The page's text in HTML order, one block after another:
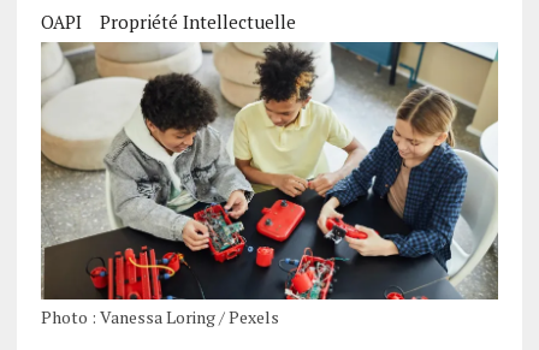
OAPI
Propriété Intellectuelle
Photo : Vanessa Loring / Pexels